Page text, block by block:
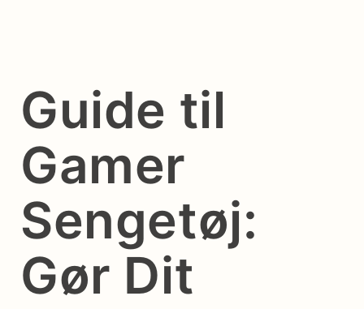
Guide til
Gamer
Sengetøj:
Gør Dit